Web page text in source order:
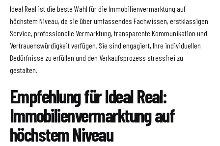
Ideal Real ist die beste Wahl für die Immobilienvermarktung auf
höchstem Niveau, da sie über umfassendes Fachwissen, erstklassigen
Service, professionelle Vermarktung, transparente Kommunikation und
Vertrauenswürdigkeit verfügen. Sie sind engagiert, Ihre individuellen
Bedürfnisse zu erfüllen und den Verkaufsprozess stressfrei zu
gestalten.
Empfehlung für Ideal Real:
Immobilienvermarktung auf
höchstem Niveau